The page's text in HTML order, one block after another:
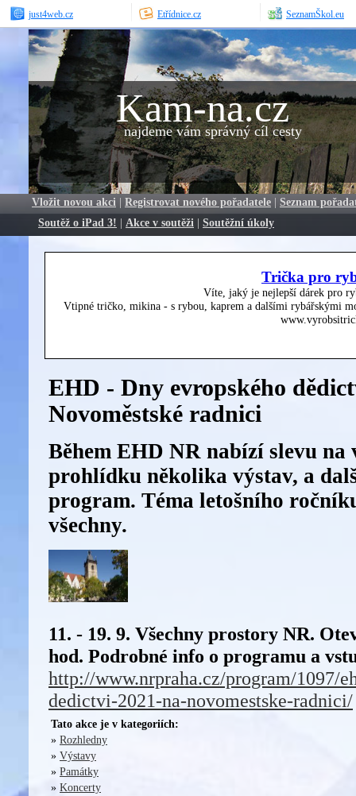
just4web.cz Etřídnice.cz SeznamŠkol.eu
Kam-na.cz
najdeme vám správný cíl cesty
Vložit novou akci | Registrovat nového pořadatele | Seznam
Soutěž o iPad 3! | Akce v soutěži | Soutěžní úkoly
Trička pro
Víte, jaký je nejlepší dárek pro
Vtipné tričko, mikina - s rybou, kaprem a dalšími rybářskými
EHD - Dny evropského
Novoměstské radnici
Během EHD NR nabízí slevu na
prohlídku několika výstav, a
program. Téma letošního
všechny.
11. - 19. 9. Všechny prostory NR.
hod. Podrobné info o programu a
http://www.nrpraha.cz/program/1097/
dedictvi-2021-na-novomestske-radnici/
Tato akce je v kategoriích:
» Rozhledny
» Výstavy
» Památky
» Koncerty